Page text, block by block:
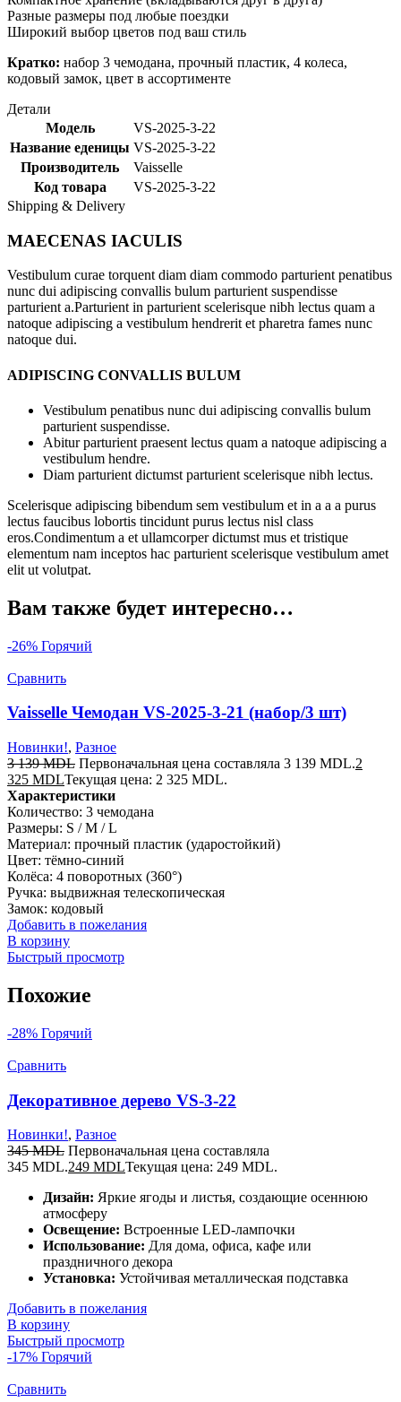
Разные размеры под любые поездки
Широкий выбор цветов под ваш стиль
Кратко: набор 3 чемодана, прочный пластик, 4 колеса,
кодовый замок, цвет в ассортименте
Детали
Модель
VS-2025-3-22
Название еденицы VS-2025-3-22
Производитель
Vaisselle
Код товара
VS-2025-3-22
Shipping & Delivery
MAECENAS IACULIS
Vestibulum curae torquent diam diam commodo parturient penatibus
nunc dui adipiscing convallis bulum parturient suspendisse
parturient a.Parturient in parturient scelerisque nibh lectus quam a
natoque adipiscing a vestibulum hendrerit et pharetra fames nunc
natoque dui.
ADIPISCING CONVALLIS BULUM
Vestibulum penatibus nunc dui adipiscing convallis bulum
parturient suspendisse.
Abitur parturient praesent lectus quam a natoque adipiscing a
vestibulum hendre.
Diam parturient dictumst parturient scelerisque nibh lectus.
Scelerisque adipiscing bibendum sem vestibulum et in a a a purus
lectus faucibus lobortis tincidunt purus lectus nisl class
eros.Condimentum a et ullamcorper dictumst mus et tristique
elementum nam inceptos hac parturient scelerisque vestibulum amet
elit ut volutpat.
Вам также будет интересно…
-26% Горячий
Сравнить
Vaisselle Чемодан VS-2025-3-21 (набор/3 шт)
Новинки!, Разное
3 139MDL Первоначальная цена составляла 3 139 MDL.2
325 MDLТекущая цена: 2 325 MDL.
Характеристики
Количество: 3 чемодана
Размеры: S / M / L
Материал: прочный пластик (ударостойкий)
Цвет: тёмно-синий
Колёса: 4 поворотных (360°)
Ручка: выдвижная телескопическая
Замок: кодовый
Добавить в пожелания
В корзину
Быстрый просмотр
Похожие
-28% Горячий
Сравнить
Декоративное дерево VS-3-22
Новинки!, Разное
345MDL Первоначальная цена составляла
345 MDL.249 MDLТекущая цена: 249 MDL.
Дизайн: Яркие ягоды и листья, создающие осеннюю
атмосферу
Освещение: Встроенные LED-лампочки
Использование: Для дома, офиса, кафе или
праздничного декора
Установка: Устойчивая металлическая подставка
Добавить в пожелания
В корзину
Быстрый просмотр
-17% Горячий
Сравнить